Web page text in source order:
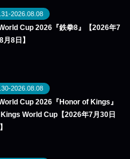
2026.08.08
Cup 2026『鉄拳8』【2026年7
8日】
2026.08.08
Cup 2026『Honor of Kings』
World Cup【2026年7月30日